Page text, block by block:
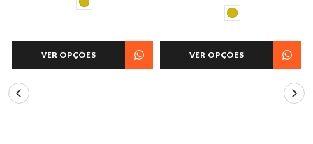
VER OPÇÕES VER OPÇÕES